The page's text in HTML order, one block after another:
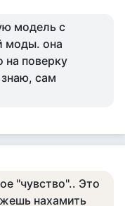
модель с
моды. она
на поверку
знаю, сам
''чувство''.. Это
нахамить